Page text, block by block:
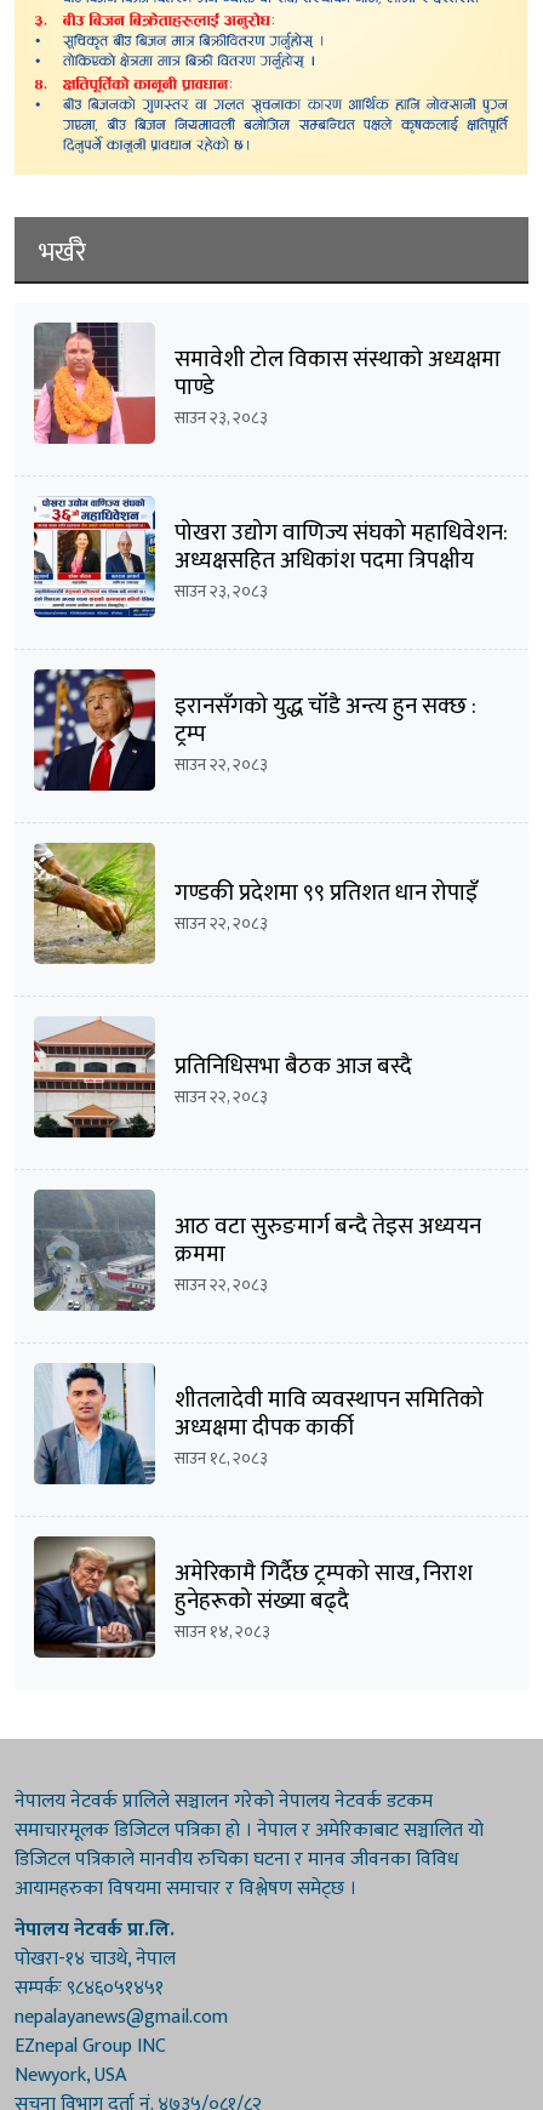
भर्खरै
समावेशी टोल विकास संस्थाको अध्यक्षमा
पाण्डे
साउन २३, २०८३
पोखरा उद्योग वाणिज्य संघको महाधिवेशन:
अध्यक्षसहित अधिकांश पदमा त्रिपक्षीय
भिडन्तको सम्भावना
साउन २३, २०८३
इरानसँगको युद्ध चाँडै अन्त्य हुन सक्छ :
ट्रम्प
साउन २२, २०८३
गण्डकी प्रदेशमा ९९ प्रतिशत धान रोपाइँ
साउन २२, २०८३
प्रतिनिधिसभा बैठक आज बस्दै
साउन २२, २०८३
आठ वटा सुरुङमार्ग बन्दै तेइस अध्ययन
क्रममा
साउन २२, २०८३
शीतलादेवी मावि व्यवस्थापन समितिको
अध्यक्षमा दीपक कार्की
साउन १८, २०८३
अमेरिकामै गिर्दैछ ट्रम्पको साख, निराश
हुनेहरूको संख्या बढ्दै
साउन १४, २०८३
नेपालय नेटवर्क प्रालिले सञ्चालन गरेको नेपालय नेटवर्क डटकम
समाचारमूलक डिजिटल पत्रिका हो । नेपाल र अमेरिकाबाट सञ्चालित यो
डिजिटल पत्रिकाले मानवीय रुचिका घटना र मानव जीवनका विविध
आयामहरुका विषयमा समाचार र विश्लेषण समेट्छ ।
नेपालय नेटवर्क प्रा.लि.
पोखरा-१४ चाउथे, नेपाल
सम्पर्कः ९८४६०५१४५१
nepalayanews@gmail.com
EZnepal Group INC
Newyork, USA